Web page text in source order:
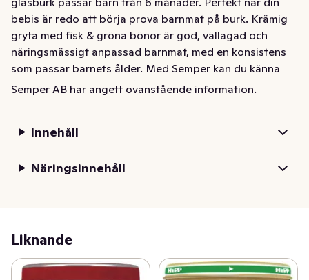
bebis är redo att börja prova barnmat på burk. Krämig
gryta med fisk & gröna bönor är god, vällagad och
näringsmässigt anpassad barnmat, med en konsistens
som passar barnets ålder. Med Semper kan du känna
dig trygg i att du alltid får en barnmat med noga utvalda
Semper AB har angett ovanstående information.
Innehåll
Näringsinnehåll
Liknande